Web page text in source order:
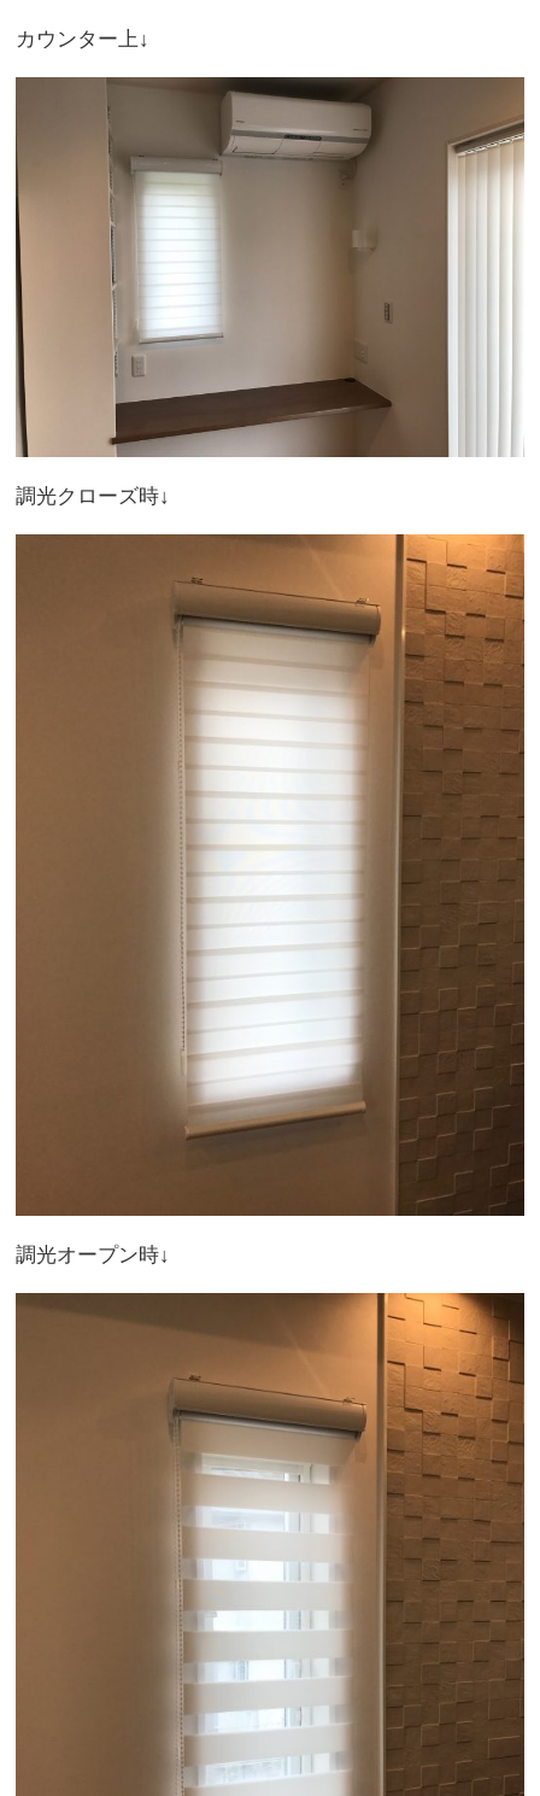
カウンター上↓
調光クローズ時↓
調光オープン時↓